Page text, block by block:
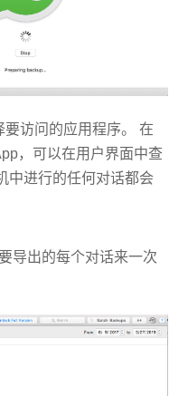
访问的应用程序。 在
，可以在用户界面中查
中进行的任何对话都会
导出的每个对话来一次